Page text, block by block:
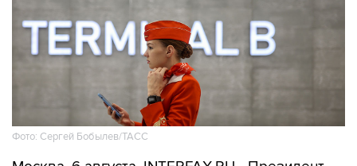
Фото: Сергей Бобылев/ТАСС